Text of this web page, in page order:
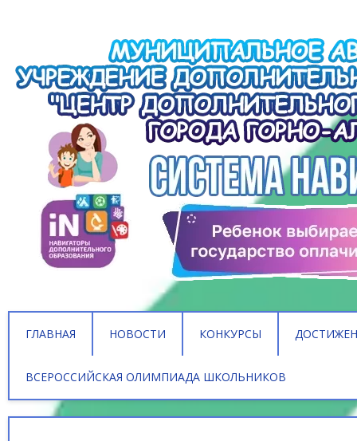
ГЛАВНАЯ НОВОСТИ КОНКУРСЫ
ВСЕРОССИЙСКАЯ ОЛИМПИАДА ШКОЛЬНИКОВ